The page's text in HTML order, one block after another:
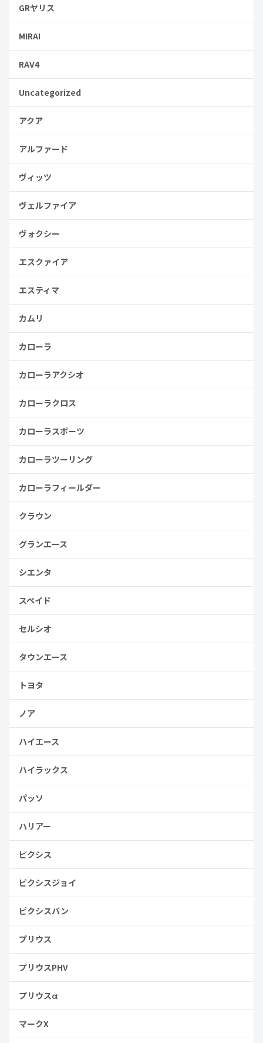
GRヤリス
MIRAI
RAV4
Uncategorized
アクア
アルファード
ヴィッツ
ヴェルファイア
ヴォクシー
エスクァイア
エスティマ
カムリ
カローラ
カローラアクシオ
カローラクロス
カローラスポーツ
カローラツーリング
カローラフィールダー
クラウン
グランエース
シエンタ
スペイド
セルシオ
タウンエース
トヨタ
ノア
ハイエース
ハイラックス
パッソ
ハリアー
ピクシス
ピクシスジョイ
ピクシスバン
プリウス
プリウスPHV
プリウスα
マークX